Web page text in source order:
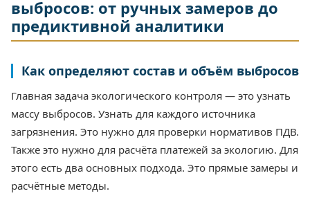
выбросов: от ручных замеров до
предиктивной аналитики
Как определяют состав и объём выбросов
Главная задача экологического контроля — это узнать
массу выбросов. Узнать для каждого источника
загрязнения. Это нужно для проверки нормативов ПДВ.
Также это нужно для расчёта платежей за экологию. Для
этого есть два основных подхода. Это прямые замеры и
расчётные методы.